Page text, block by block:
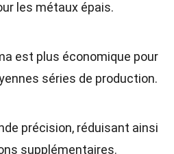
les métaux épais.
est plus économique pour
séries de production.
précision, réduisant ainsi
supplémentaires.